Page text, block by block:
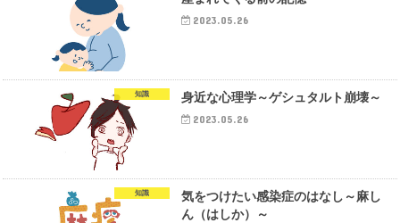
2023.05.26
知識 身近な心理学～ゲシュタルト崩壊～
2023.05.26
知識
気をつけたい感染症のはなし～麻し
ん（はしか）～